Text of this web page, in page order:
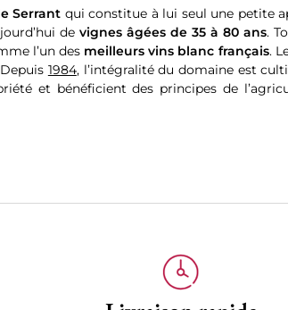
Serrant qui constitue à lui seul une petite
de vignes âgées de 35 à 80 ans.
l’un des meilleurs vins blanc français.
1984, l’intégralité du domaine est
et bénéficient des principes de